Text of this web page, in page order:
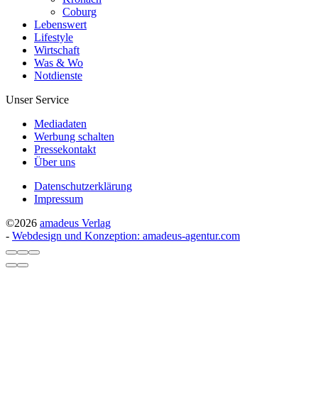
Coburg
Lebenswert
Lifestyle
Wirtschaft
Was & Wo
Notdienste
Unser Service
Mediadaten
Werbung schalten
Pressekontakt
Über uns
Datenschutzerklärung
Impressum
©2026 amadeus Verlag
- Webdesign und Konzeption: amadeus-agentur.com